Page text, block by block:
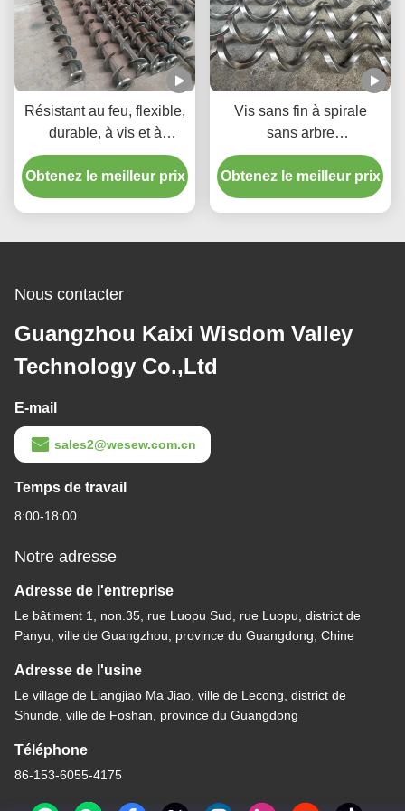
Résistant au feu, flexible,
durable, à vis et à
convoyeur à vis pour
usines de fabrication
Obtenez le meilleur prix
Vis sans fin à spirale
sans arbre
personnalisable avec
haute précision et acier
inoxydable de qualité
Obtenez le meilleur prix
Nous contacter
Guangzhou Kaixi Wisdom Valley
Technology Co.,Ltd
E-mail
sales2@wesew.com.cn
Temps de travail
8:00-18:00
Notre adresse
Adresse de l'entreprise
Le bâtiment 1, non.35, rue Luopu Sud, rue Luopu, district de
Panyu, ville de Guangzhou, province du Guangdong, Chine
Adresse de l'usine
Le village de Liangjiao Ma Jiao, ville de Lecong, district de
Shunde, ville de Foshan, province du Guangdong
Téléphone
86-153-6055-4175